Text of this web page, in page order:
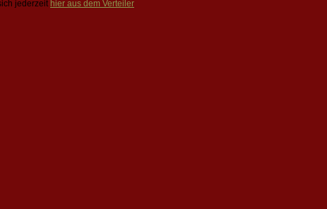
jederzeit hier aus dem Verteiler